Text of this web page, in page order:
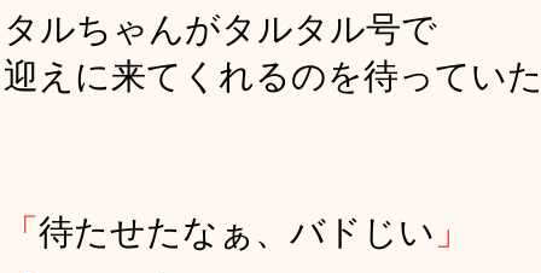
タルちゃんがタルタル号で
迎えに来てくれるのを待ってい
「 待たせたなぁ、バドじい 」